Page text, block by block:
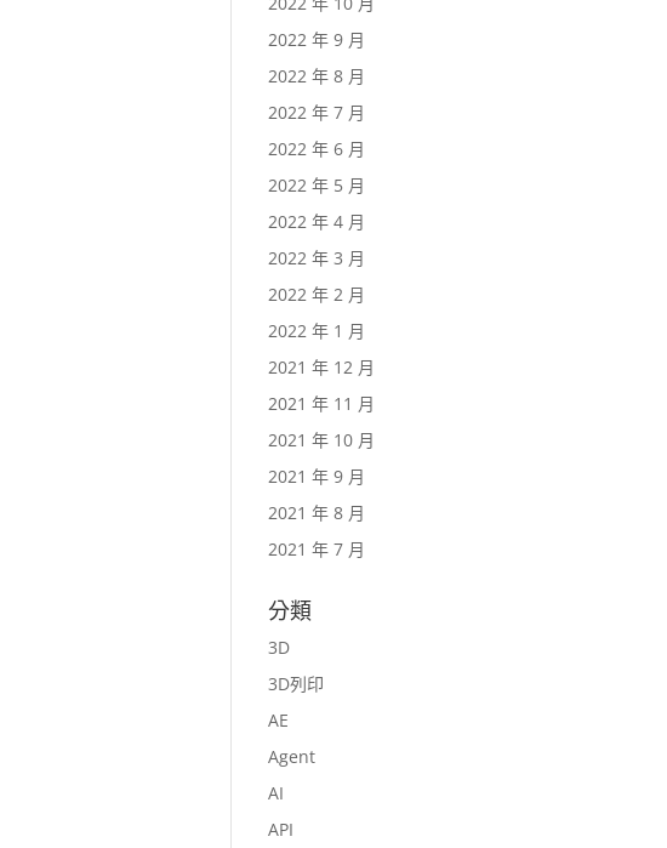
2022 年 9 月
2022 年 8 月
2022 年 7 月
2022 年 6 月
2022 年 5 月
2022 年 4 月
2022 年 3 月
2022 年 2 月
2022 年 1 月
2021 年 12 月
2021 年 11 月
2021 年 10 月
2021 年 9 月
2021 年 8 月
2021 年 7 月
分類
3D
3D列印
AE
Agent
AI
API